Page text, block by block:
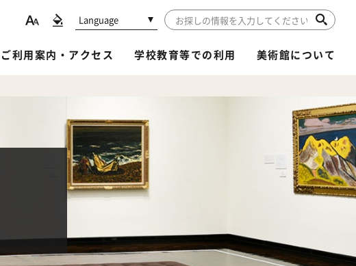
Language
ご利用案内・アクセス 学校教育等での利用 美術館について